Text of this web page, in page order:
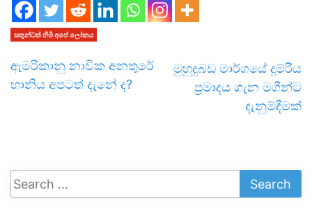
සතුන්ටත් හිමි අපේ ලෝකය
ඇමරිකානු නාවික අනතුරේ
හානිය අපටත් දැනේ ද?
මුහුදුබඩ මාර්ගයේ දුම්රිය
ප්‍රමාදය ගැන මගීන්ට
දැනුම්දීමක්